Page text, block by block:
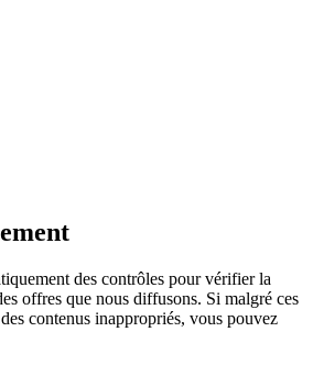
des contrôles pour vérifier la
offres que nous diffusons. Si malgré ces
contenus inappropriés, vous pouvez